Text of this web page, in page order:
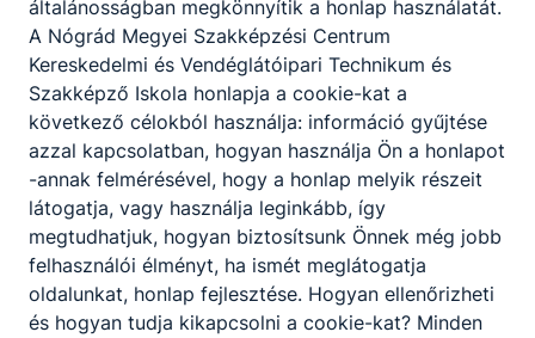
Fenntarthatósági Témahét
Meghívó
Hetedszer csatlakozott iskolánk a
Fenntarthatósági Témahét
programhoz!
2026. ápr. 20. NMSZC - Keri
általánosságban megkönnyítik a honlap használatát.
A Nógrád Megyei Szakképzési Centrum
Kereskedelmi és Vendéglátóipari Technikum és
Szakképző Iskola honlapja a cookie-kat a
következő célokból használja: információ gyűjtése
azzal kapcsolatban, hogyan használja Ön a honlapot
-annak felmérésével, hogy a honlap melyik részeit
látogatja, vagy használja leginkább, így
megtudhatjuk, hogyan biztosítsunk Önnek még jobb
felhasználói élményt, ha ismét meglátogatja
oldalunkat, honlap fejlesztése. Hogyan ellenőrizheti
és hogyan tudja kikapcsolni a cookie-kat? Minden